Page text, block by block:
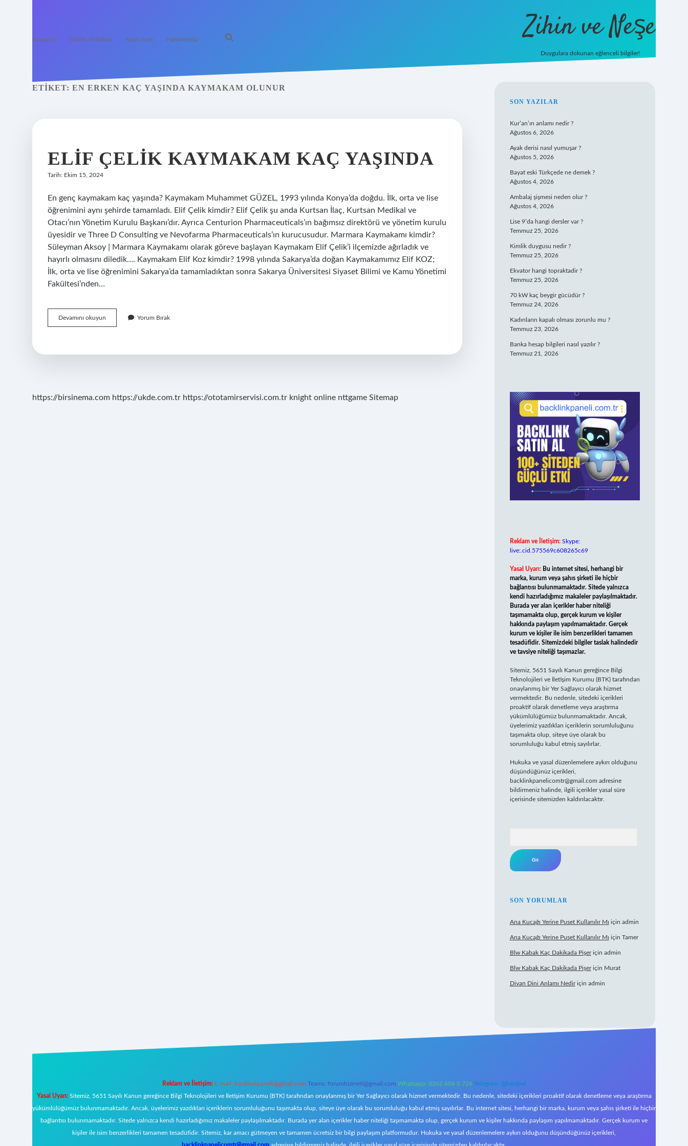
Anasayfa Gizlilik Politikası Yasal Uyarı Hakkımızda Zihin ve Neşe
Duygulara dokunan eğlenceli bilgiler!
ETIKET: EN ERKEN KAÇ YAŞINDA KAYMAKAM OLUNUR
ELIF ÇELIK KAYMAKAM KAÇ YAŞINDA
Tarih: Ekim 15, 2024
En genç kaymakam kaç yaşında? Kaymakam Muhammet GÜZEL, 1993 yılında Konya’da doğdu. İlk, orta ve lise
öğrenimini aynı şehirde tamamladı. Elif Çelik kimdir? Elif Çelik şu anda Kurtsan İlaç, Kurtsan Medikal ve
Otacı’nın Yönetim Kurulu Başkanı’dır. Ayrıca Centurion Pharmaceuticals’ın bağımsız direktörü ve yönetim kurulu
üyesidir ve Three D Consulting ve Nevofarma Pharmaceuticals’ın kurucusudur. Marmara Kaymakamı kimdir?
Süleyman Aksoy | Marmara Kaymakamı olarak göreve başlayan Kaymakam Elif Çelik’i ilçemizde ağırladık ve
hayırlı olmasını diledik…. Kaymakam Elif Koz kimdir? 1998 yılında Sakarya’da doğan Kaymakamımız Elif KOZ;
İlk, orta ve lise öğrenimini Sakarya’da tamamladıktan sonra Sakarya Üniversitesi Siyaset Bilimi ve Kamu Yönetimi
Fakültesi’nden…
Devamını okuyun
Çelik
Yaşında
Yorum Bırak
https://birsinema.com https://ukde.com.tr https://ototamirservisi.com.tr knight online nttgame Sitemap
SIDEBAR
SON YAZILAR
Kur’an’ın anlamı nedir ?
Ağustos 6, 2026
Ayak derisi nasıl yumuşar ?
Ağustos 5, 2026
Bayat eski Türkçede ne demek ?
Ağustos 4, 2026
Ambalaj şişmesi neden olur ?
Ağustos 4, 2026
Lise 9’da hangi dersler var ?
Temmuz 25, 2026
Kimlik duygusu nedir ?
Temmuz 25, 2026
Ekvator hangi topraktadir ?
Temmuz 25, 2026
70 kW kaç beygir gücüdür ?
Temmuz 24, 2026
Kadınların kapalı olması zorunlu mu ?
Temmuz 23, 2026
Banka hesap bilgileri nasıl yazılır ?
Temmuz 21, 2026
Reklam ve İletişim: Skype:
live:.cid.575569c608265c69
Yasal Uyarı: Bu internet sitesi, herhangi bir
marka, kurum veya şahıs şirketi ile hiçbir
bağlantısı bulunmamaktadır. Sitede yalnızca
kendi hazırladığımız makaleler paylaşılmaktadır.
Burada yer alan içerikler haber niteliği
taşımamakta olup, gerçek kurum ve kişiler
hakkında paylaşım yapılmamaktadır. Gerçek
kurum ve kişiler ile isim benzerlikleri tamamen
tesadüfidir. Sitemizdeki bilgiler taslak halindedir
ve tavsiye niteliği taşımazlar.
Sitemiz, 5651 Sayılı Kanun gereğince Bilgi
Teknolojileri ve İletişim Kurumu (BTK) tarafından
onaylanmış bir Yer Sağlayıcı olarak hizmet
vermektedir. Bu nedenle, sitedeki içerikleri
proaktif olarak denetleme veya araştırma
yükümlülüğümüz bulunmamaktadır. Ancak,
üyelerimiz yazdıkları içeriklerin sorumluluğunu
taşımakta olup, siteye üye olarak bu
sorumluluğu kabul etmiş sayılırlar.
Hukuka ve yasal düzenlemelere aykırı olduğunu
düşündüğünüz içerikleri,
backlinkpanelicomtr@gmail.com adresine
bildirmeniz halinde, ilgili içerikler yasal süre
içerisinde sitemizden kaldırılacaktır.
SON YORUMLAR
Ana Kucağı Yerine Puset Kullanılır Mı için admin
Ana Kucağı Yerine Puset Kullanılır Mı için Tamer
Blw Kabak Kaç Dakikada Pişeriçin admin
Blw Kabak Kaç Dakikada Pişeriçin Murat
Divan Dini Anlamı Nediriçin admin
Reklam ve İletişim: E-mail: backlinkpaneli@gmail.com Teams: forumhizmeti@gmail.com Whatsapp: 0262 606 0 726 Telegram: @karabul
Yasal Uyarı:Sitemiz, 5651 Sayılı Kanun gereğince Bilgi Teknolojileri ve İletişim Kurumu (BTK) tarafından onaylanmış bir Yer Sağlayıcı olarak hizmet vermektedir. Bu nedenle, sitedeki içerikleri proaktif olarak denetleme veya araştırma
yükümlülüğümüz bulunmamaktadır. Ancak, üyelerimiz yazdıkları içeriklerin sorumluluğunu taşımakta olup, siteye üye olarak bu sorumluluğu kabul etmiş sayılırlar. Bu internet sitesi, herhangi bir marka, kurum veya şahıs şirketi ile hiçbir
bağlantısı bulunmamaktadır. Sitede yalnızca kendi hazırladığımız makaleler paylaşılmaktadır. Burada yer alan içerikler haber niteliği taşımamakta olup, gerçek kurum ve kişiler hakkında paylaşım yapılmamaktadır. Gerçek kurum ve
kişiler ile isim benzerlikleri tamamen tesadüfidir. Sitemiz, kar amacı gütmeyen ve tamamen ücretsiz bir bilgi paylaşım platformudur. Hukuka ve yasal düzenlemelere aykırı olduğunu düşündüğünüz içerikleri,